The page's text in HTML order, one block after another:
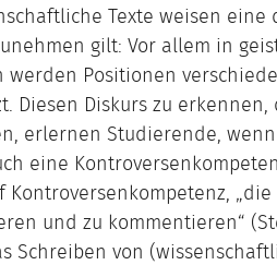
Texte weisen eine
gilt: Vor allem in
werden Positionen
Diesen Diskurs zu
erlernen Studierende,
eine
Kontroversenkompetenz,
und zu kommentieren“
Schreiben von